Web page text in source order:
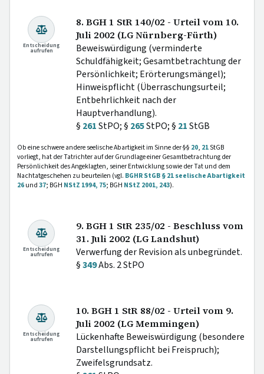
Entscheidung
aufrufen
8. BGH 1 StR 140/02 - Urteil vom 10.
Juli 2002 (LG Nürnberg-Fürth)
Beweiswürdigung (verminderte
Schuldfähigkeit; Gesamtbetrachtung der
Persönlichkeit; Erörterungsmängel);
Hinweispflicht (Überraschungsurteil;
Entbehrlichkeit nach der
Hauptverhandlung).
§ 261StPO; § 265StPO; § 21StGB
Ob eine schwere andere seelische Abartigkeit im Sinne der §§ 20, 21StGB
vorliegt, hat der Tatrichter auf der Grundlage einer Gesamtbetrachtung der
Persönlichkeit des Angeklagten, seiner Entwicklung sowie der Tat und dem
Nachtatgeschehen zu beurteilen (vgl. BGHR StGB § 21 seelische Abartigkeit
26und37; BGH NStZ 1994, 75; BGH NStZ 2001, 243).
Entscheidung
aufrufen
9. BGH 1 StR 235/02 - Beschluss vom
31. Juli 2002 (LG Landshut)
Verwerfung der Revision als unbegründet.
§349Abs. 2 StPO
Entscheidung
aufrufen
10. BGH 1 StR 88/02 - Urteil vom 9.
Juli 2002 (LG Memmingen)
Lückenhafte Beweiswürdigung (besondere
Darstellungspflicht bei Freispruch);
Zweifelsgrundsatz.